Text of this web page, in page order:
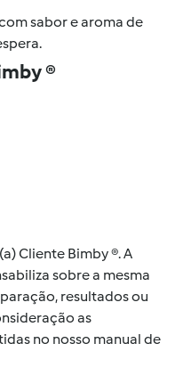
sabor e aroma de
®
Cliente Bimby ®. A
sobre a mesma
resultados ou
as
no nosso manual de